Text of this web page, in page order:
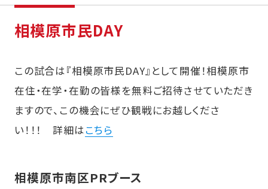
相模原市民DAY
この試合は『相模原市民DAY』として開催！相模原市
在住・在学・在勤の皆様を無料ご招待させていただき
ますので、この機会にぜひ観戦にお越しくださ
い！！！ 詳細はこちら
相模原市南区PRブース